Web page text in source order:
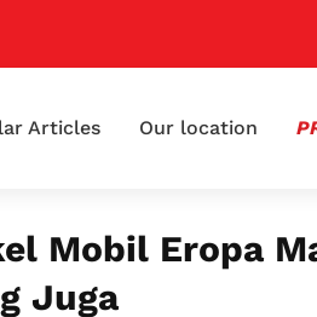
Articles Our location
Mobil Eropa
Juga